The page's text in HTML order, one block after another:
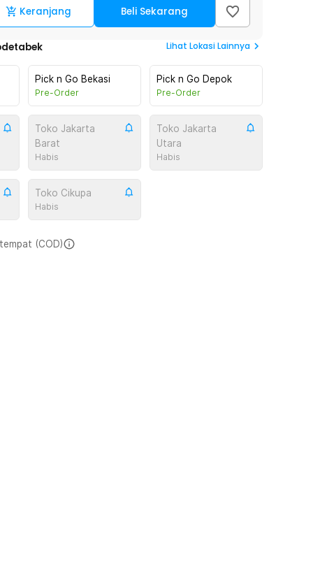
Keranjang Beli Sekarang
Lihat Lokasi Lainnya
Pick n Go Bekasi
Pre-Order
Pick n Go Depok
Pre-Order
Toko Jakarta
Barat
Habis
Toko Jakarta
Utara
Habis
Toko Cikupa
Habis
(COD)